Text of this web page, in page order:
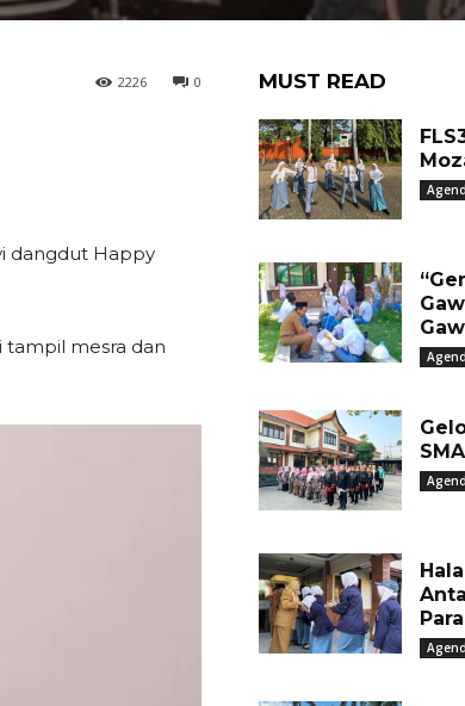
0
2226
dangdut Happy
tampil mesra dan
MUST READ